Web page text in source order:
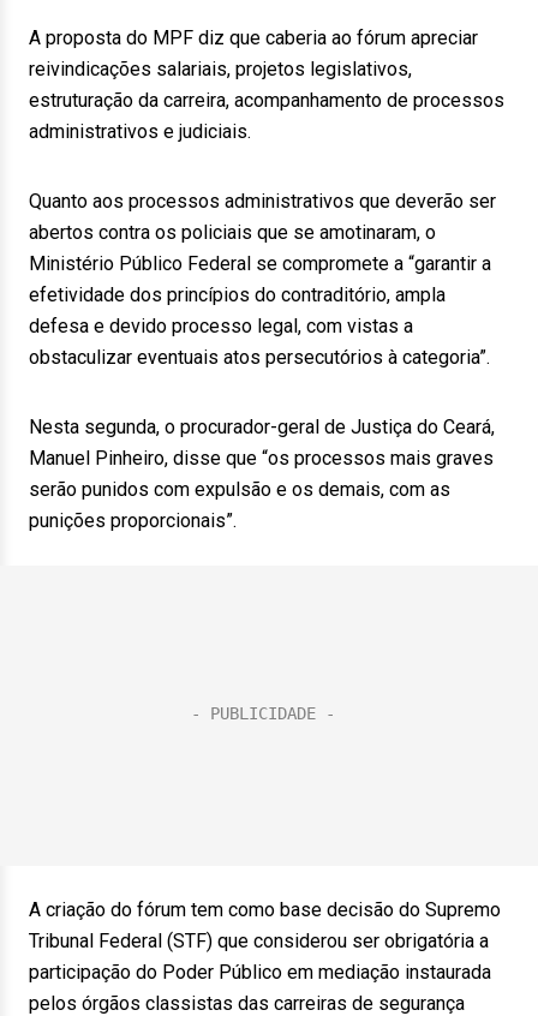
A proposta do MPF diz que caberia ao fórum apreciar
reivindicações salariais, projetos legislativos,
estruturação da carreira, acompanhamento de processos
administrativos e judiciais.
Quanto aos processos administrativos que deverão ser
abertos contra os policiais que se amotinaram, o
Ministério Público Federal se compromete a “garantir a
efetividade dos princípios do contraditório, ampla
defesa e devido processo legal, com vistas a
obstaculizar eventuais atos persecutórios à categoria”.
Nesta segunda, o procurador-geral de Justiça do Ceará,
Manuel Pinheiro, disse que “os processos mais graves
serão punidos com expulsão e os demais, com as
punições proporcionais”.
A criação do fórum tem como base decisão do Supremo
Tribunal Federal (STF) que considerou ser obrigatória a
participação do Poder Público em mediação instaurada
pelos órgãos classistas das carreiras de segurança